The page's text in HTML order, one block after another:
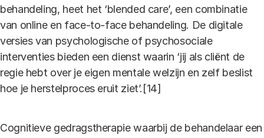
behandeling, heet het ‘blended care’, een combinatie
van online en face-to-face behandeling. De digitale
versies van psychologische of psychosociale
interventies bieden een dienst waarin ‘jij als cliënt de
regie hebt over je eigen mentale welzijn en zelf beslist
hoe je herstelproces eruit ziet’.[14]
Cognitieve gedragstherapie waarbij de behandelaar een